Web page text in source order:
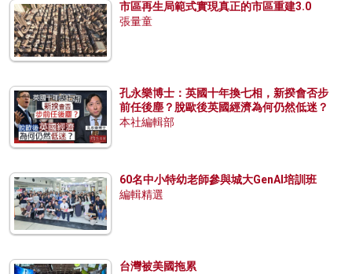
市區再生局範式實現真正的市區重建3.0
張量童
孔永樂博士：英國十年換七相，新揆會否步
前任後塵？脫歐後英國經濟為何仍然低迷？
本社編輯部
60名中小特幼老師參與城大GenAI培訓班
編輯精選
台灣被美國拖累